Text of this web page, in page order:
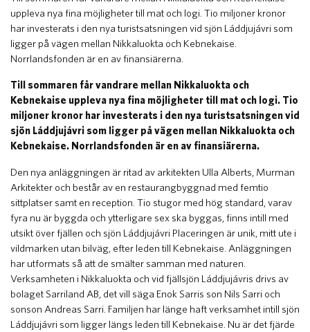
uppleva nya fina möjligheter till mat och logi. Tio miljoner kronor
har investerats i den nya turistsatsningen vid sjön Láddjujávri som
ligger på vägen mellan Nikkaluokta och Kebnekaise.
Norrlandsfonden är en av finansiärerna.
Till sommaren får vandrare mellan Nikkaluokta och
Kebnekaise uppleva nya fina möjligheter till mat och logi. Tio
miljoner kronor har investerats i den nya turistsatsningen vid
sjön Láddjujávri som ligger på vägen mellan Nikkaluokta och
Kebnekaise. Norrlandsfonden är en av finansiärerna.
Den nya anläggningen är ritad av arkitekten Ulla Alberts, Murman
Arkitekter och består av en restaurangbyggnad med femtio
sittplatser samt en reception. Tio stugor med hög standard, varav
fyra nu är byggda och ytterligare sex ska byggas, finns intill med
utsikt över fjällen och sjön Láddjujávri Placeringen är unik, mitt ute i
vildmarken utan bilväg, efter leden till Kebnekaise. Anläggningen
har utformats så att de smälter samman med naturen.
Verksamheten i Nikkaluokta och vid fjällsjön Láddjujávris drivs av
bolaget Sarriland AB, det vill säga Enok Sarris son Nils Sarri och
sonson Andreas Sarri. Familjen har länge haft verksamhet intill sjön
Láddjujávri som ligger längs leden till Kebnekaise. Nu är det fjärde